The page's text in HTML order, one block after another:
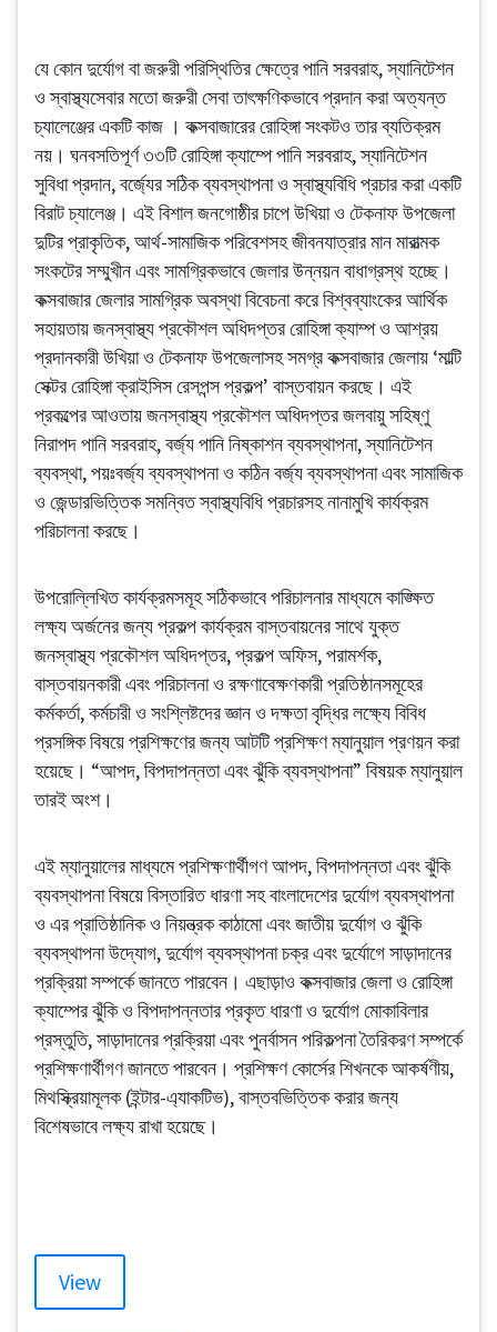
যে কোন দুর্যোগ বা জরুরী পরিস্থিতির ক্ষেত্রে পানি সরবরাহ, স্যানিটেশন
ও স্বাস্থ্যসেবার মতো জরুরী সেবা তাৎক্ষণিকভাবে প্রদান করা অত্যন্ত
চ্যালেঞ্জের একটি কাজ । কক্সবাজারের রোহিঙ্গা সংকটও তার ব্যতিক্রম
নয়। ঘনবসতিপূর্ণ ৩৩টি রোহিঙ্গা ক্যাম্পে পানি সরবরাহ, স্যানিটেশন
সুবিধা প্রদান, বর্জ্যের সঠিক ব্যবস্থাপনা ও স্বাস্থ্যবিধি প্রচার করা একটি
বিরাট চ্যালেঞ্জ। এই বিশাল জনগোষ্ঠীর চাপে উখিয়া ও টেকনাফ উপজেলা
দুটির প্রাকৃতিক, আর্থ-সামাজিক পরিবেশসহ জীবনযাত্রার মান মারাত্মক
সংকটের সম্মুখীন এবং সামগ্রিকভাবে জেলার উন্নয়ন বাধাগ্রস্থ হচ্ছে।
কক্সবাজার জেলার সামগ্রিক অবস্থা বিবেচনা করে বিশ্বব্যাংকের আর্থিক
সহায়তায় জনস্বাস্থ্য প্রকৌশল অধিদপ্তর রোহিঙ্গা ক্যাম্প ও আশ্রয়
প্রদানকারী উখিয়া ও টেকনাফ উপজেলাসহ সমগ্র কক্সবাজার জেলায় ‘মাল্টি
সেক্টর রোহিঙ্গা ক্রাইসিস রেসপন্স প্রকল্প’ বাস্তবায়ন করছে। এই
প্রকল্পের আওতায় জনস্বাস্থ্য প্রকৌশল অধিদপ্তর জলবায়ু সহিষ্ণু
নিরাপদ পানি সরবরাহ, বর্জ্য পানি নিষ্কাশন ব্যবস্থাপনা, স্যানিটেশন
ব্যবস্থা, পয়ঃবর্জ্য ব্যবস্থাপনা ও কঠিন বর্জ্য ব্যবস্থাপনা এবং সামাজিক
ও জেন্ডারভিত্তিক সমন্বিত স্বাস্থ্যবিধি প্রচারসহ নানামুখি কার্যক্রম
পরিচালনা করছে।
উপরোল্লিখিত কার্যক্রমসমূহ সঠিকভাবে পরিচালনার মাধ্যমে কাঙ্ক্ষিত
লক্ষ্য অর্জনের জন্য প্রকল্প কার্যক্রম বাস্তবায়নের সাথে যুক্ত
জনস্বাস্থ্য প্রকৌশল অধিদপ্তর, প্রকল্প অফিস, পরামর্শক,
বাস্তবায়নকারী এবং পরিচালনা ও রক্ষণাবেক্ষণকারী প্রতিষ্ঠানসমূহের
কর্মকর্তা, কর্মচারী ও সংশ্লিষ্টদের জ্ঞান ও দক্ষতা বৃদ্ধির লক্ষ্যে বিবিধ
প্রসঙ্গিক বিষয়ে প্রশিক্ষণের জন্য আটটি প্রশিক্ষণ ম্যানুয়াল প্রণয়ন করা
হয়েছে। “আপদ, বিপদাপন্নতা এবং ঝুঁকি ব্যবস্থাপনা” বিষয়ক ম্যানুয়াল
তারই অংশ।
এই ম্যানুয়ালের মাধ্যমে প্রশিক্ষণার্থীগণ আপদ, বিপদাপন্নতা এবং ঝুঁকি
ব্যবস্থাপনা বিষয়ে বিস্তারিত ধারণা সহ বাংলাদেশের দুর্যোগ ব্যবস্থাপনা
ও এর প্রাতিষ্ঠানিক ও নিয়ন্ত্রক কাঠামো এবং জাতীয় দুর্যোগ ও ঝুঁকি
ব্যবস্থাপনা উদ্যোগ, দুর্যোগ ব্যবস্থাপনা চক্র এবং দুর্যোগে সাড়াদানের
প্রক্রিয়া সম্পর্কে জানতে পারবেন। এছাড়াও কক্সবাজার জেলা ও রোহিঙ্গা
ক্যাম্পের ঝুঁকি ও বিপদাপন্নতার প্রকৃত ধারণা ও দুর্যোগ মোকাবিলার
প্রস্তুতি, সাড়াদানের প্রক্রিয়া এবং পুনর্বাসন পরিকল্পনা তৈরিকরণ সম্পর্কে
প্রশিক্ষণার্থীগণ জানতে পারবেন। প্রশিক্ষণ কোর্সের শিখনকে আকর্ষণীয়,
মিথস্ক্রিয়ামূলক (ইন্টার-এ্যাকটিভ), বাস্তবভিত্তিক করার জন্য
বিশেষভাবে লক্ষ্য রাখা হয়েছে।
View